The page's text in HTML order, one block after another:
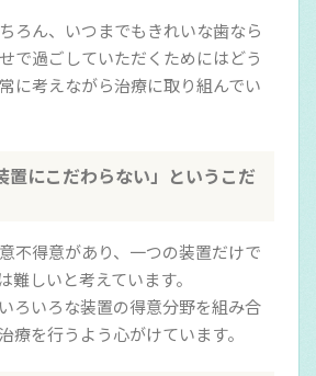
ろん、いつまでもきれいな歯なら
で過ごしていただくためにはどう
に考えながら治療に取り組んでい
置にこだわらない」というこだ
不得意があり、一つの装置だけで
難しいと考えています。
ろいろな装置の得意分野を組み合
療を行うよう心がけています。